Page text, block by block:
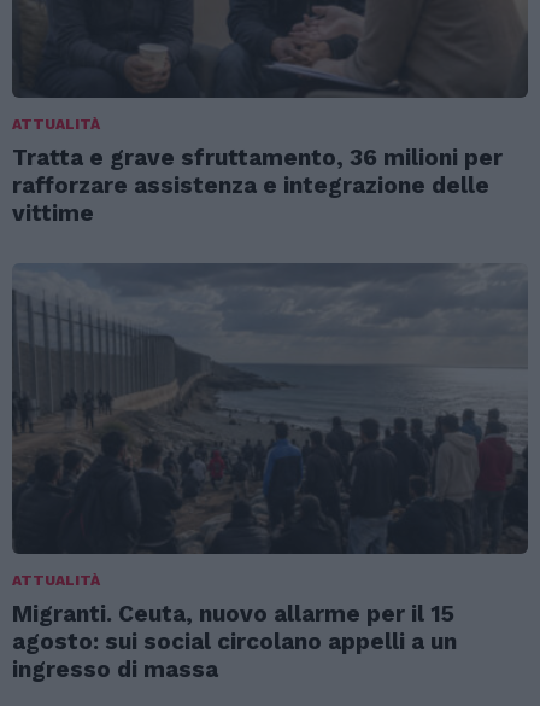
ATTUALITÀ
Tratta e grave sfruttamento, 36 milioni per
rafforzare assistenza e integrazione delle
vittime
ATTUALITÀ
Migranti. Ceuta, nuovo allarme per il 15
agosto: sui social circolano appelli a un
ingresso di massa